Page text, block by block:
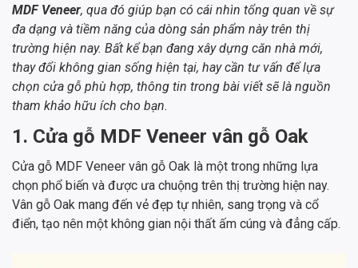
MDF Veneer, qua đó giúp bạn có cái nhìn tổng quan về sự
đa dạng và tiềm năng của dòng sản phẩm này trên thị
trường hiện nay. Bất kể bạn đang xây dựng căn nhà mới,
thay đổi không gian sống hiện tại, hay cần tư vấn để lựa
chọn cửa gỗ phù hợp, thông tin trong bài viết sẽ là nguồn
tham khảo hữu ích cho bạn.
1. Cửa gỗ MDF Veneer vân gỗ Oak
Cửa gỗ MDF Veneer vân gỗ Oak là một trong những lựa
chọn phổ biến và được ưa chuộng trên thị trường hiện nay.
Vân gỗ Oak mang đến vẻ đẹp tự nhiên, sang trọng và cổ
điển, tạo nên một không gian nội thất ấm cúng và đẳng cấp.